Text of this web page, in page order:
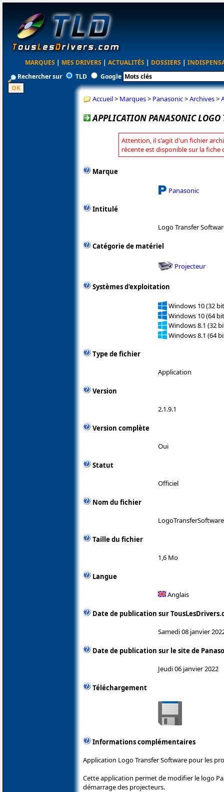
MARQUES | MES DRIVERS | ACTUALITÉS | DOSSIERS |
Rechercher sur
TLD Google
Accueil> Marques> Panasonic>Archives>
APPLICATION PANASONIC LOGO
Attention, il s'agit d'un fichier
récente est disponible sur la fiche
Marque
Panasonic
Intitulé
Logo Transfer
Catégorie de matériel
Projecteur
Systèmes d'exploitation
Windows 10 (32
Windows 10 (64
Windows 8.1 (32
Windows 8.1 (64
Type de fichier
Application
Version
2.1.9.1
Version complète
Oui
Statut
Officiel
Nom du fichier
Taille du fichier
1,6 Mo
Langue
Anglais
Date de publication sur
Samedi 08 janvier
Date de publication sur le site de
Jeudi 06 janvier 2022
Téléchargement
Informations complémentaires
Application Logo Transfer Software pour les
Cette application permet de modifier le logo
démarrage des projecteurs.